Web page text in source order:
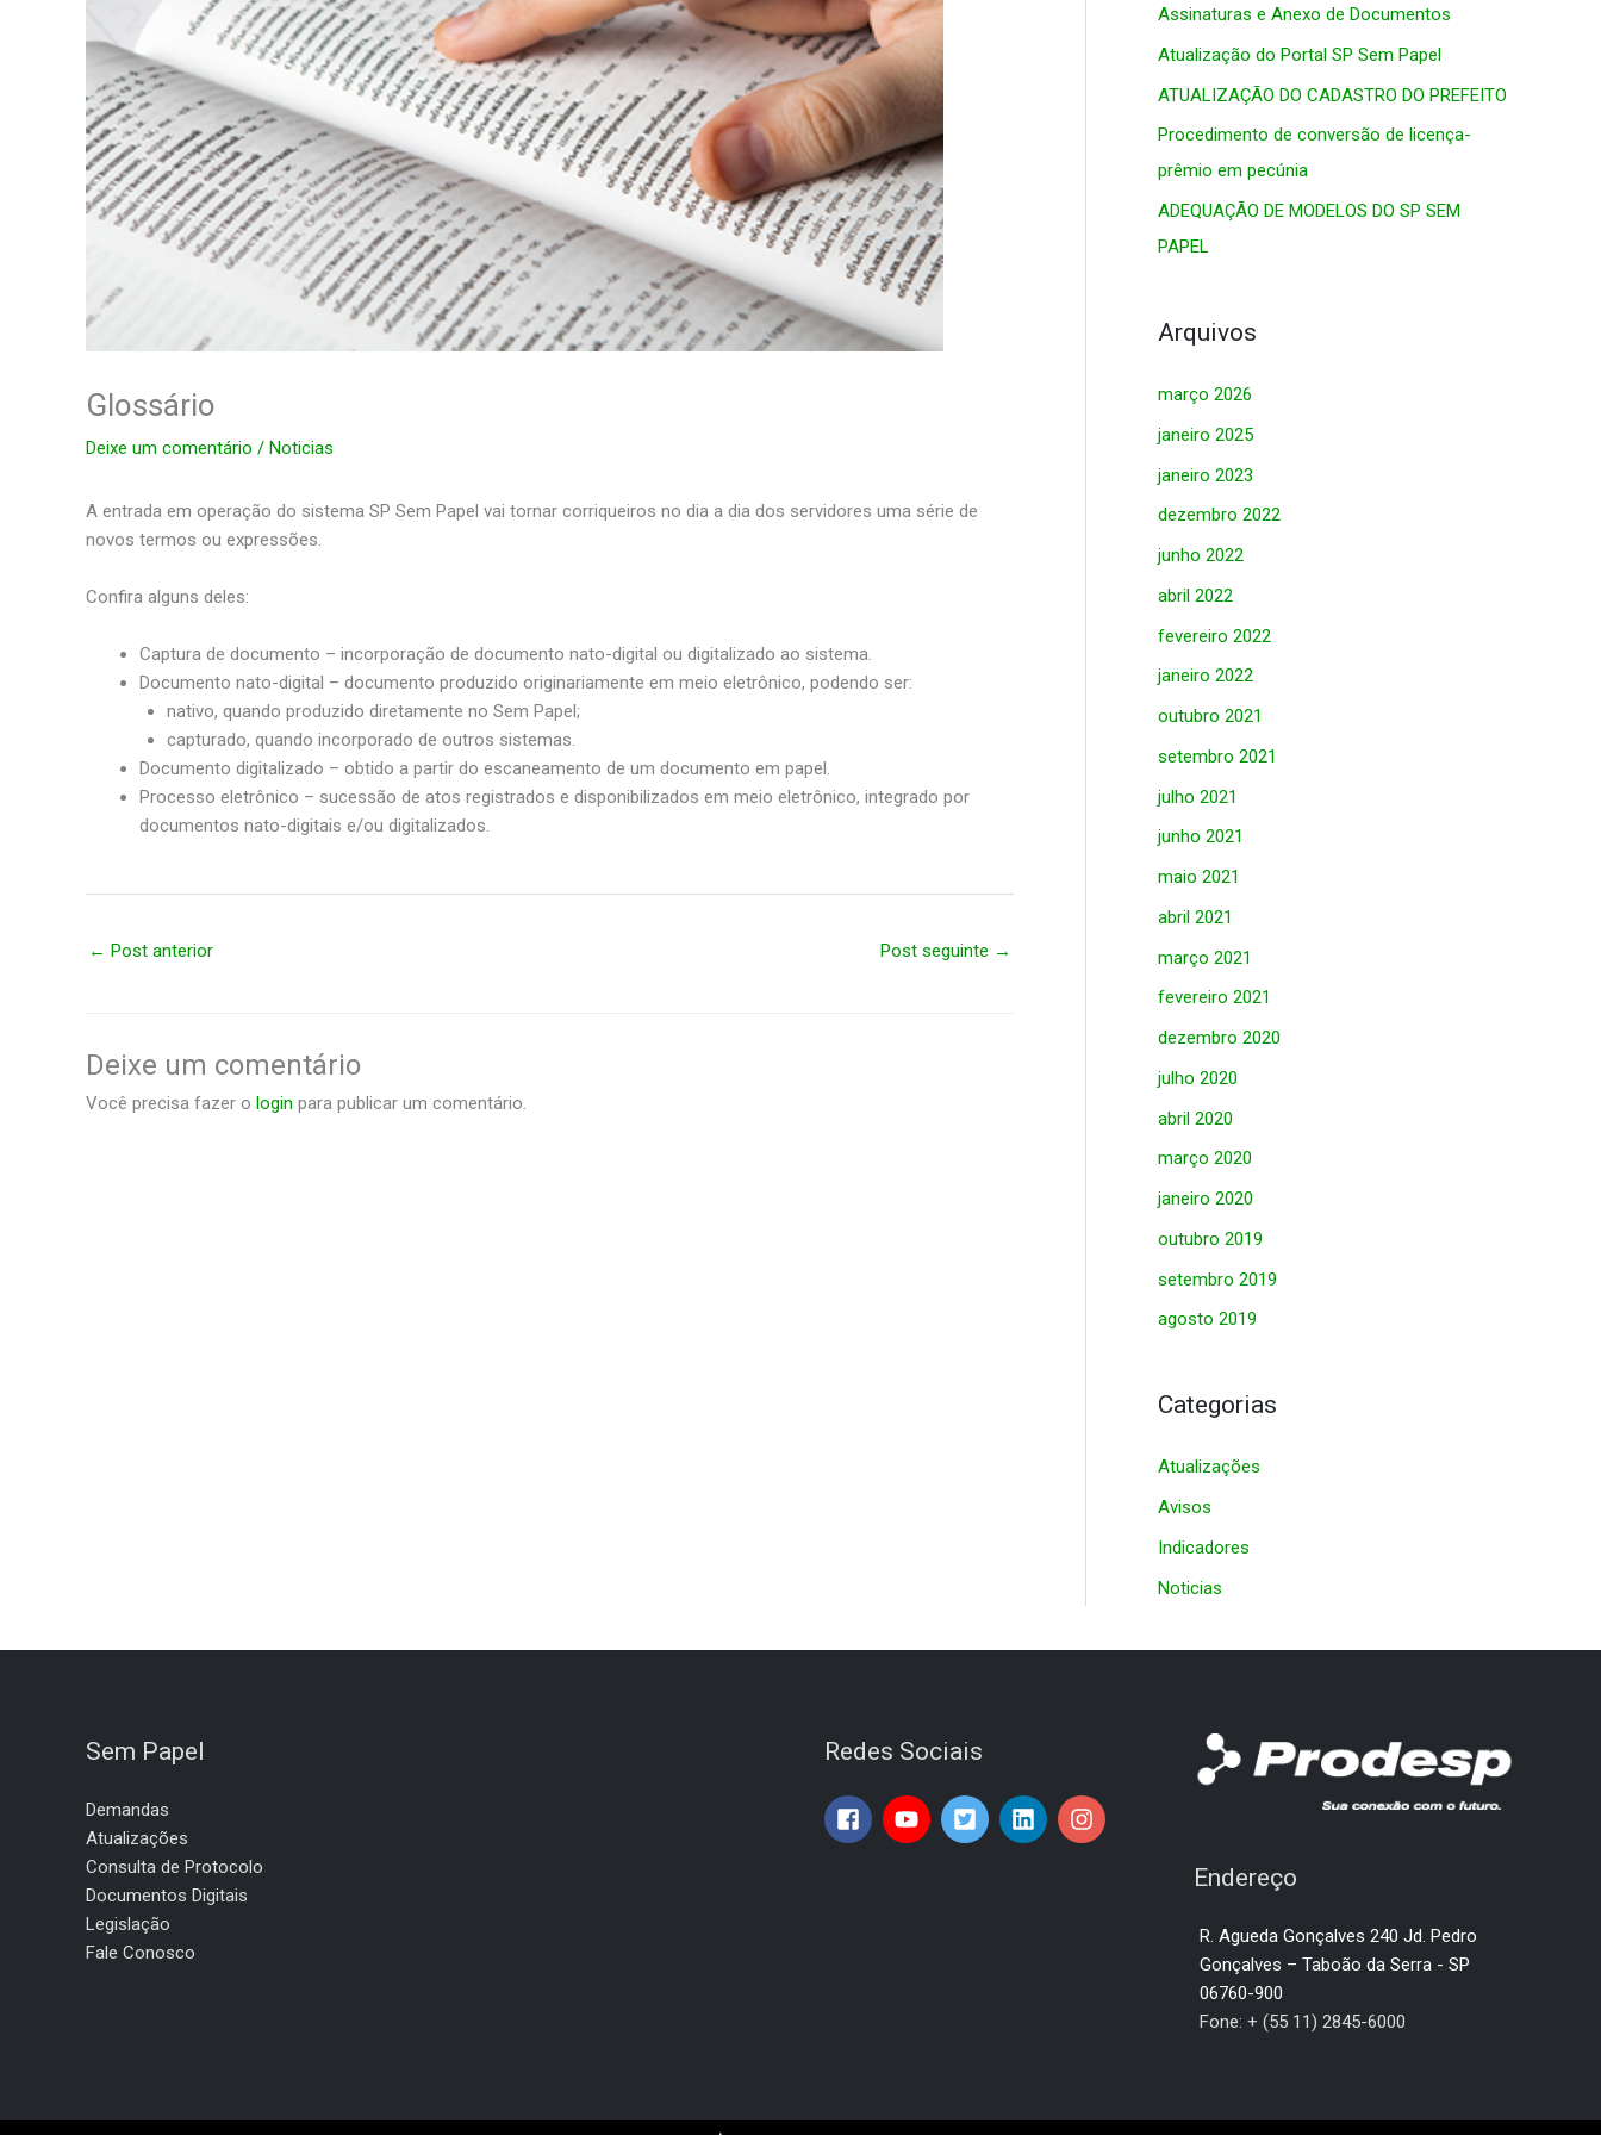
Glossário
Deixe um comentário / Noticias
A entrada em operação do sistema SP Sem Papel vai tornar corriqueiros no dia a dia dos servidores uma série de
novos termos ou expressões.
Confira alguns deles:
Captura de documento – incorporação de documento nato-digital ou digitalizado ao sistema.
Documento nato-digital – documento produzido originariamente em meio eletrônico, podendo ser:
nativo, quando produzido diretamente no Sem Papel;
capturado, quando incorporado de outros sistemas.
Documento digitalizado – obtido a partir do escaneamento de um documento em papel.
Processo eletrônico – sucessão de atos registrados e disponibilizados em meio eletrônico, integrado por
documentos nato-digitais e/ou digitalizados.
← Post anterior Post seguinte →
Deixe um comentário
Você precisa fazer o login para publicar um comentário.
s
a
r
p
o
:
Assinaturas e Anexo de Documentos
Atualização do Portal SP Sem Papel
ATUALIZAÇÃO DO CADASTRO DO PREFEITO
Procedimento de conversão de licença-
prêmio em pecúnia
ADEQUAÇÃO DE MODELOS DO SP SEM
PAPEL
Arquivos
março 2026
janeiro 2025
janeiro 2023
dezembro 2022
junho 2022
abril 2022
fevereiro 2022
janeiro 2022
outubro 2021
setembro 2021
julho 2021
junho 2021
maio 2021
abril 2021
março 2021
fevereiro 2021
dezembro 2020
julho 2020
abril 2020
março 2020
janeiro 2020
outubro 2019
setembro 2019
agosto 2019
Categorias
Atualizações
Avisos
Indicadores
Noticias
Sem Papel
Demandas
Atualizações
Consulta de Protocolo
Documentos Digitais
Legislação
Fale Conosco
Redes Sociais
Endereço
R. Agueda Gonçalves 240 Jd. Pedro
Gonçalves – Taboão da Serra - SP
06760-900
Fone: + (55 11) 2845-6000